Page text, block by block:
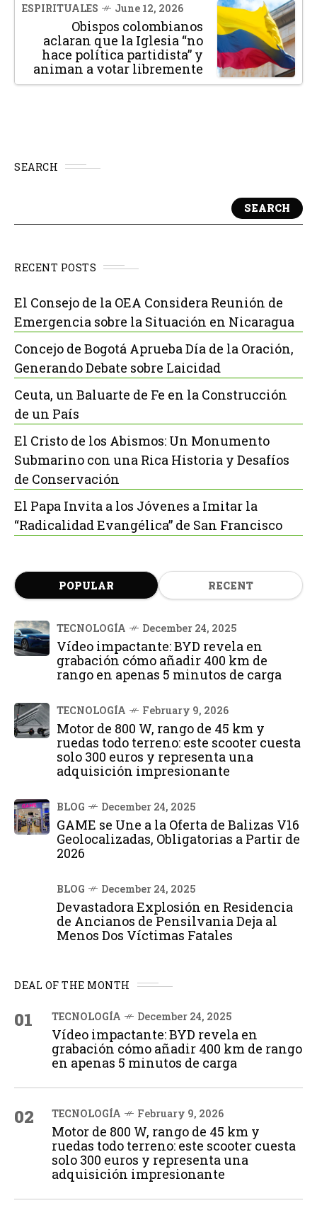
ESPIRITUALES June 12, 2026
Obispos colombianos
aclaran que la Iglesia “no
hace política partidista” y
animan a votar libremente
SEARCH
SEARCH
RECENT POSTS
El Consejo de la OEA Considera Reunión de
Emergencia sobre la Situación en Nicaragua
Concejo de Bogotá Aprueba Día de la Oración,
Generando Debate sobre Laicidad
Ceuta, un Baluarte de Fe en la Construcción
de un País
El Cristo de los Abismos: Un Monumento
Submarino con una Rica Historia y Desafíos
de Conservación
El Papa Invita a los Jóvenes a Imitar la
“Radicalidad Evangélica” de San Francisco
POPULAR RECENT
TECNOLOGÍA December 24, 2025
Vídeo impactante: BYD revela en
grabación cómo añadir 400 km de
rango en apenas 5 minutos de carga
TECNOLOGÍA February 9, 2026
Motor de 800 W, rango de 45 km y
ruedas todo terreno: este scooter cuesta
solo 300 euros y representa una
adquisición impresionante
BLOG December 24, 2025
GAME se Une a la Oferta de Balizas V16
Geolocalizadas, Obligatorias a Partir de
2026
BLOG December 24, 2025
Devastadora Explosión en Residencia
de Ancianos de Pensilvania Deja al
Menos Dos Víctimas Fatales
DEAL OF THE MONTH
01 TECNOLOGÍA December 24, 2025
Vídeo impactante: BYD revela en
grabación cómo añadir 400 km de rango
en apenas 5 minutos de carga
02 TECNOLOGÍA February 9, 2026
Motor de 800 W, rango de 45 km y
ruedas todo terreno: este scooter cuesta
solo 300 euros y representa una
adquisición impresionante